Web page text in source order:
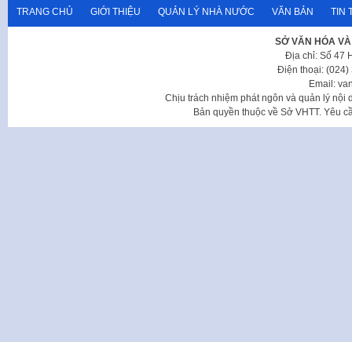
TRANG CHỦ GIỚI THIỆU QUẢN LÝ NHÀ NƯỚC VĂN BẢN TIN
SỞ VĂN HÓA
Địa chỉ: Số 47
Điện thoại: (024)
Email:
Chịu trách nhiệm phát ngôn và quản lý nội
Bản quyền thuộc về Sở VHTT. Yêu